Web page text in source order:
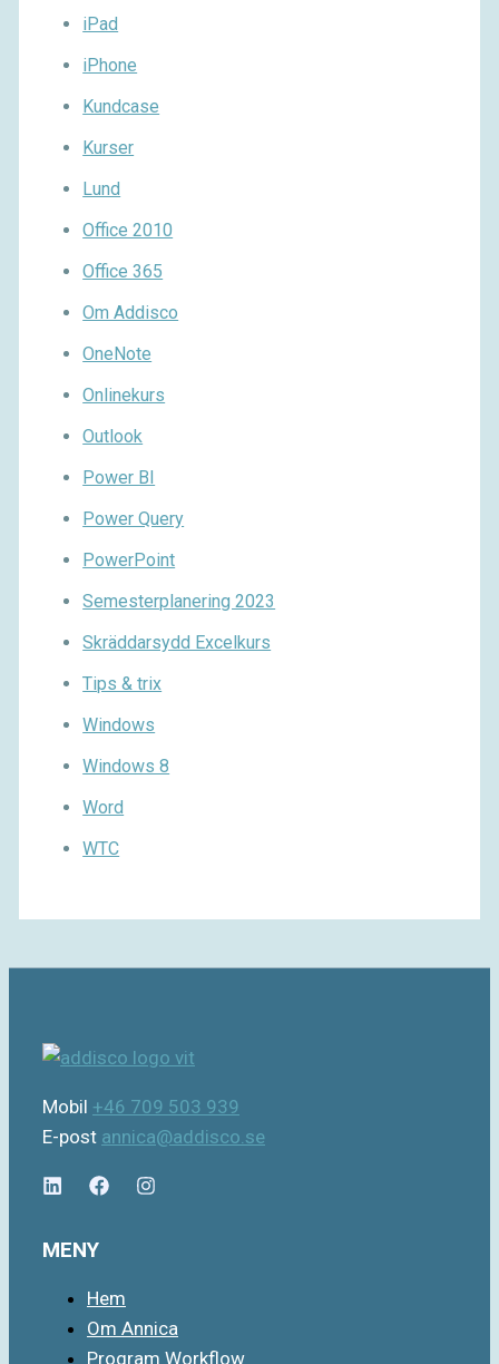
iPad
iPhone
Kundcase
Kurser
Lund
Office 2010
Office 365
Om Addisco
OneNote
Onlinekurs
Outlook
Power BI
Power Query
PowerPoint
Semesterplanering 2023
Skräddarsydd Excelkurs
Tips & trix
Windows
Windows 8
Word
WTC
Mobil +46 709 503 939
E-post annica@addisco.se
MENY
Hem
Om Annica
Program Workflow